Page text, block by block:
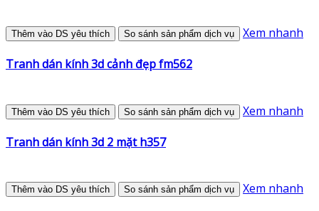
Thêm vào DS yêu thích So sánh sản phẩm dịch vụ Xem nhanh
Tranh dán kính 3d cảnh đẹp fm562
Thêm vào DS yêu thích So sánh sản phẩm dịch vụ Xem nhanh
Tranh dán kính 3d 2 mặt h357
Thêm vào DS yêu thích So sánh sản phẩm dịch vụ Xem nhanh